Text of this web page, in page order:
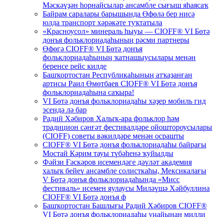
Мәскәүҙән һорнайсылар ансамбле сығыш яһаясаҡ
Байрам саралары барышында Өфөлә бер нисә
юлда транспорт хәрәкәте туҡтатыла
«Красноусол» минераль һыуы — CIOFF® VI Бөтә
донъя фольклориадаһының рәсми партнеры
Өфөгә CIOFF® VI Бөтә донъя
фольклориадаһының ҡатнашыусылары менән
беренсе рейс килде
Башҡортостан Республикаһының атҡаҙанған
артисы Раил Өмөтбаев CIOFF® VI Бөтә донъя
фольклориадаһына саҡыра!
VI Бөтә донъя фольклориадаһы хәҙер мобиль гид
эсендә лә бар
Радий Хәбиров Халыҡ-ара фольклор һәм
традицион сәнғәт фестивалдәре ойоштороусылары
(CIOFF) советы вәкилдәре менән осрашты
CIOFF® VI Бөтә донъя фольклориадаһы байрағы
Мостай Кәрим тауы түбәһенә ҡуйылды
Фәйзи Ғәскәров исемендәге дәүләт академия
халыҡ бейеү ансамбле солисткаһы, Мексикалағы
V Бөтә донъя фольклориадаһында «Мисс
фестиваль» исемен яулаусы Миләүшә Хәйбуллина
CIOFF® VI Бөтә донъя ф
Башҡортостан Башлығы Радий Хәбиров CIOFF®
VI Бөтә донъя фольклориадаһы уңайынан милли